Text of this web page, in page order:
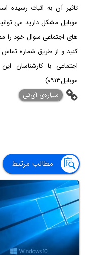
تاثیر آن به اثبات رسیده
موبایل مشکل دارید می
کنید و از طریق شماره
اجتماعی با کارشناسان
موبایل۰۹۱۳)
‌سیاره‌ی آی‌تی
مطالب مرتبط